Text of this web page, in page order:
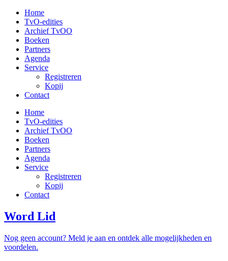
naar
inhoud
Home
TvO-edities
Archief TvOO
Boeken
Partners
Agenda
Service
Registreren
Kopij
Contact
Home
TvO-edities
Archief TvOO
Boeken
Partners
Agenda
Service
Registreren
Kopij
Contact
Word Lid
Nog geen account? Meld je aan en ontdek alle mogelijkheden en
voordelen.